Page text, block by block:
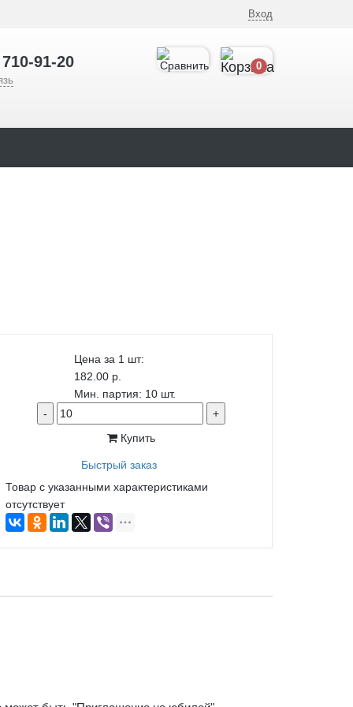
Вход
91-20 0
Цена за 1 шт:
182.00 р.
Мин. партия: 10 шт.
-
+
Купить
Быстрый заказ
Товар с указанными характеристиками
отсутствует